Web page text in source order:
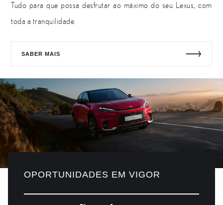
Tudo para que possa desfrutar ao máximo do seu Lexus, com
toda a tranquilidade.
SABER MAIS
OPORTUNIDADES EM VIGOR